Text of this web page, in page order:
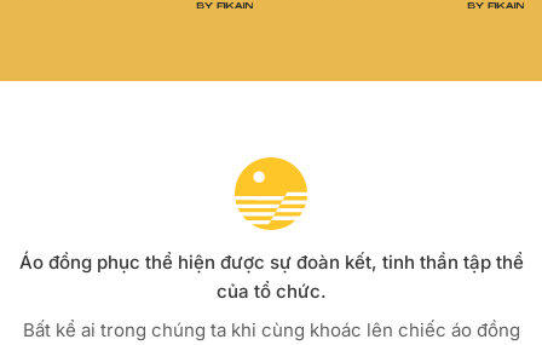
Áo đồng phục thể hiện được sự đoàn kết, tinh thần tập thể
của tổ chức.
Bất kể ai trong chúng ta khi cùng khoác lên chiếc áo đồng